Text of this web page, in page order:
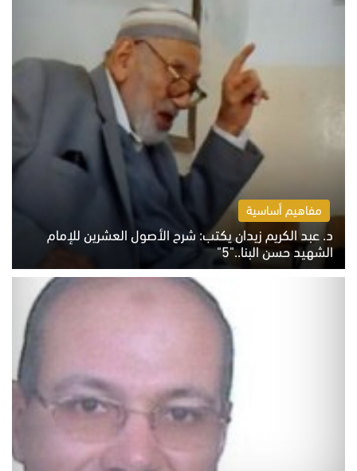
مفاهيم أساسية
د. عبد الكريم زيدان يكتب: شرح الأصول العشرين للإمام
الشهيد حسن البنا.."5"
السبت 8 أغسطس 2026 10:46 ص